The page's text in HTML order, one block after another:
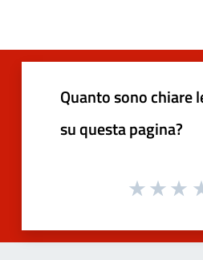
Quanto sono chiare
su questa pagina?